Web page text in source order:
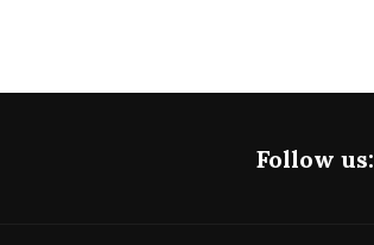
Follow us: